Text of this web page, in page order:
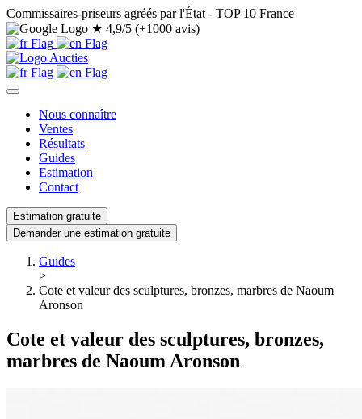
Commissaires-priseurs agréés par l'État - TOP 10 France
★ 4,9/5 (+1000 avis)
Nous connaître
Ventes
Résultats
Guides
Estimation
Contact
Estimation gratuite
Demander une estimation gratuite
Guides
>
Cote et valeur des sculptures, bronzes, marbres de Naoum
Aronson
Cote et valeur des sculptures, bronzes,
marbres de Naoum Aronson